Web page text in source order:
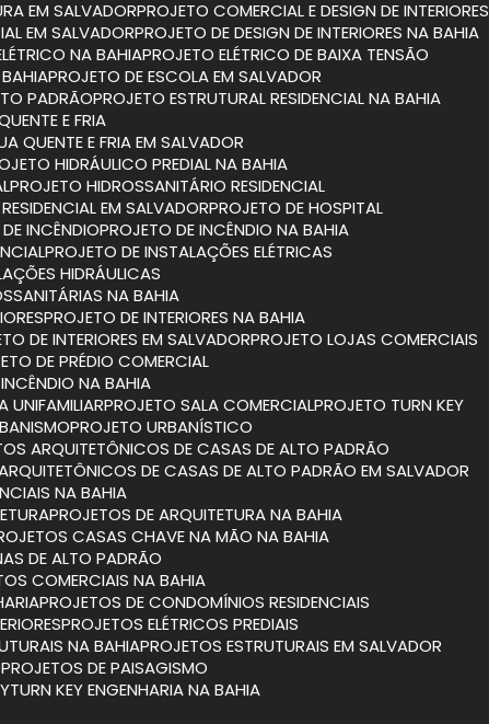
EM SALVADOR PROJETO COMERCIAL E DESIGN DE INTERIORES
EM SALVADOR PROJETO DE DESIGN DE INTERIORES NA BAHIA
NA BAHIA PROJETO ELÉTRICO DE BAIXA TENSÃO
BAHIA PROJETO DE ESCOLA EM SALVADOR
PADRÃO PROJETO ESTRUTURAL RESIDENCIAL NA BAHIA
E FRIA
QUENTE E FRIA EM SALVADOR
HIDRÁULICO PREDIAL NA BAHIA
PROJETO HIDROSSANITÁRIO RESIDENCIAL
EM SALVADOR PROJETO DE HOSPITAL
DE INCÊNDIO PROJETO DE INCÊNDIO NA BAHIA
PROJETO DE INSTALAÇÕES ELÉTRICAS
HIDRÁULICAS
NA BAHIA
PROJETO DE INTERIORES NA BAHIA
DE INTERIORES EM SALVADOR PROJETO LOJAS COMERCIAIS
DE PRÉDIO COMERCIAL
NA BAHIA
UNIFAMILIAR PROJETO SALA COMERCIAL PROJETO TURN KEY
PROJETO URBANÍSTICO
ARQUITETÔNICOS DE CASAS DE ALTO PADRÃO
ARQUITETÔNICOS DE CASAS DE ALTO PADRÃO EM SALVADOR
NA BAHIA
PROJETOS DE ARQUITETURA NA BAHIA
CASAS CHAVE NA MÃO NA BAHIA
DE ALTO PADRÃO
COMERCIAIS NA BAHIA
PROJETOS DE CONDOMÍNIOS RESIDENCIAIS
PROJETOS ELÉTRICOS PREDIAIS
NA BAHIA PROJETOS ESTRUTURAIS EM SALVADOR
PROJETOS DE PAISAGISMO
TURN KEY ENGENHARIA NA BAHIA